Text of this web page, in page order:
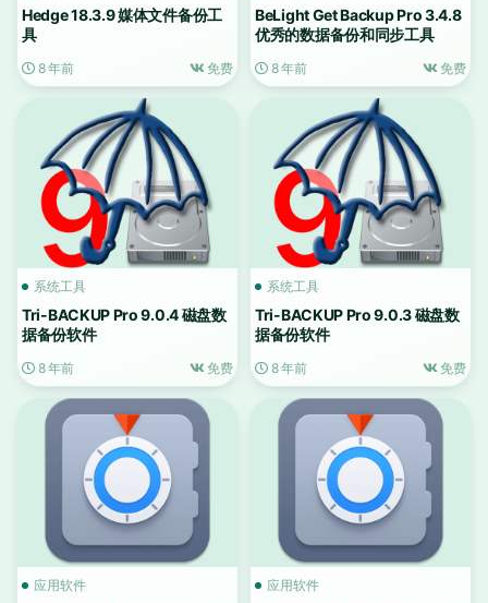
Hedge 18.3.9 媒体文件备份工
具
8 年前 免费
BeLight Get Backup Pro 3.4.8
优秀的数据备份和同步工具
8 年前 免费
系统工具
Tri-BACKUP Pro 9.0.4 磁盘数
据备份软件
8 年前 免费
系统工具
Tri-BACKUP Pro 9.0.3 磁盘数
据备份软件
8 年前 免费
应用软件 应用软件